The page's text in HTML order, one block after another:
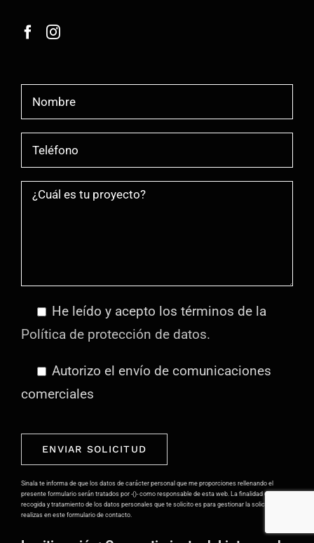
He leído y acepto los términos de la
Política de protección de datos.
Autorizo el envío de comunicaciones
comerciales
Por
favor,
deja
este
Sinala te informa de que los datos de carácter personal que me proporciones rellenando el
presente formulario serán tratados por -()- como responsable de esta web. La finalidad de la
recogida y tratamiento de los datos personales que te solicito es para gestionar la solicitud que
realizas en este formulario de contacto.